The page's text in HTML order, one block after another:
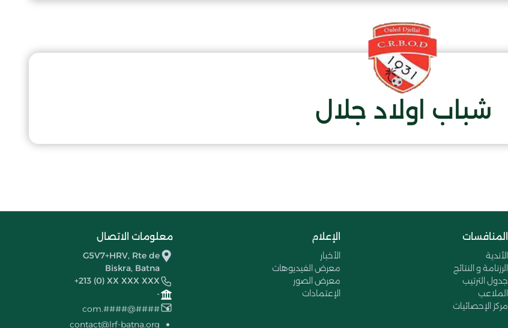
شباب اولاد جلال
المنافسات
الأندية
الرزنامة و النتائج
جدول الترتيب
الملاعب
مركز الإحصائيات
الإعلام
الأخبار
معرض الفيديوهات
معرض الصور
الإعتمادات
معلومات الاتصال
G5V7+HRV, Rte de
Biskra, Batna
+213 (0) XX XXX XXX
-
####@####.com
contact@lrf-batna.org